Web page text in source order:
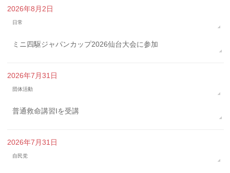
2026年8月2日
日常
ミニ四駆ジャパンカップ2026仙台大会に参加
2026年7月31日
団体活動
普通救命講習Iを受講
2026年7月31日
自民党